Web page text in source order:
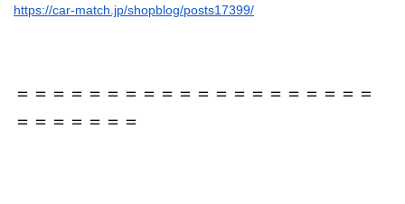
https://car-match.jp/shopblog/posts17399/
＝＝＝＝＝＝＝＝＝＝＝＝＝＝＝＝＝＝＝＝
＝＝＝＝＝＝＝